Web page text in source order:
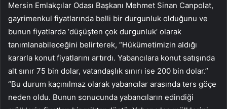
Mersin Emlakçılar Odası Başkanı Mehmet Sinan Canpolat,
gayrimenkul fiyatlarında belli bir durgunluk olduğunu ve
bunun fiyatlarda ‘düşüşten çok durgunluk’ olarak
tanımlanabileceğini belirterek, “Hükümetimizin aldığı
kararla konut fiyatlarını artırdı. Yabancılara konut satışında
alt sınır 75 bin dolar, vatandaşlık sınırı ise 200 bin dolar.”
“Bu durum kaçınılmaz olarak yabancılar arasında ters göçe
neden oldu. Bunun sonucunda yabancıların edindiği